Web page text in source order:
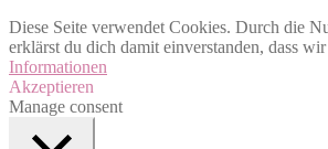
Diese Seite verwendet Cookies. Durch die
erklärst du dich damit einverstanden, dass
Informationen
Akzeptieren
Manage consent